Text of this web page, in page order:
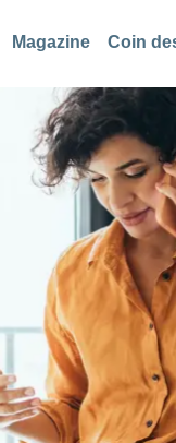
Magazine Coin